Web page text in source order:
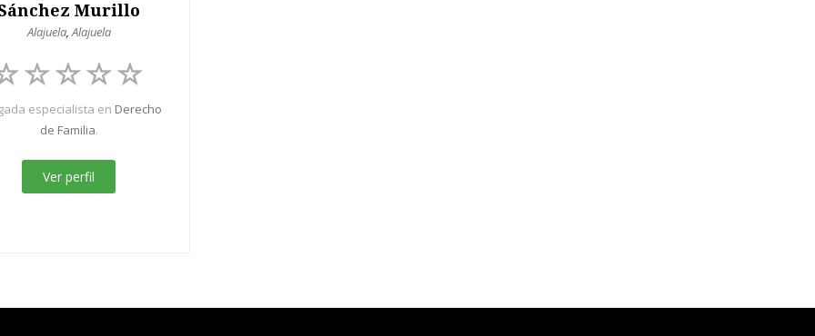
Murillo
Alajuela,Alajuela
especialista en Derecho
de Familia.
Ver perfil